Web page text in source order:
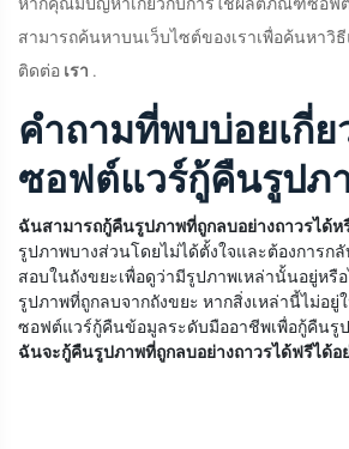
หากคุณมีปัญหาเกี่ยวกับการใช้ผลิตภัณฑ์ซอฟ
สามารถค้นหาบนเว็บไซต์ของเราเพื่อค้นหาวิ
ติดต่อ เรา .
คำถามที่พบบ่อยเกี่ย
ซอฟต์แวร์กู้คืนรูปภ
ฉันสามารถกู้คืนรูปภาพที่ถูกลบอย่างถาวรได้ห
รูปภาพบางส่วนโดยไม่ได้ตั้งใจและต้องการก
สอบในถังขยะเพื่อดูว่ามีรูปภาพเหล่านั้นอยู่ห
รูปภาพที่ถูกลบจากถังขยะ หากสิ่งเหล่านี้ไม่อยู่
ซอฟต์แวร์กู้คืนข้อมูลระดับมืออาชีพเพื่อกู้คืนรู
ฉันจะกู้คืนรูปภาพที่ถูกลบอย่างถาวรได้ฟรีได้อ